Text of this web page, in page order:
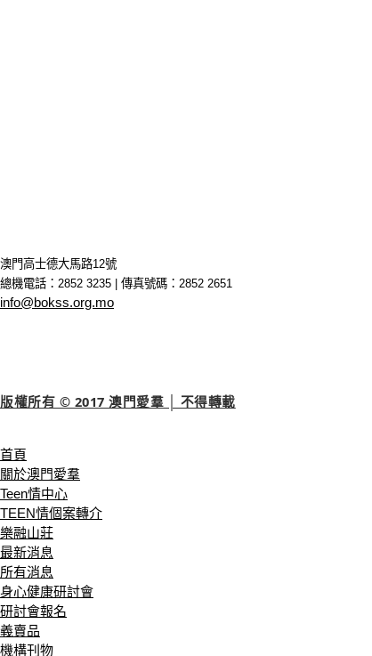
澳門高士德大馬路12號
總機電話：2852 3235 | 傳真號碼：2852 2651
info@bokss.org.mo
版權所有 © 2017 澳門愛羣 │ 不得轉載
首頁
關於澳門愛羣
Teen情中心
TEEN情個案轉介
樂融山莊
最新消息
所有消息
身心健康研討會
研討會報名
義賣品
機構刊物